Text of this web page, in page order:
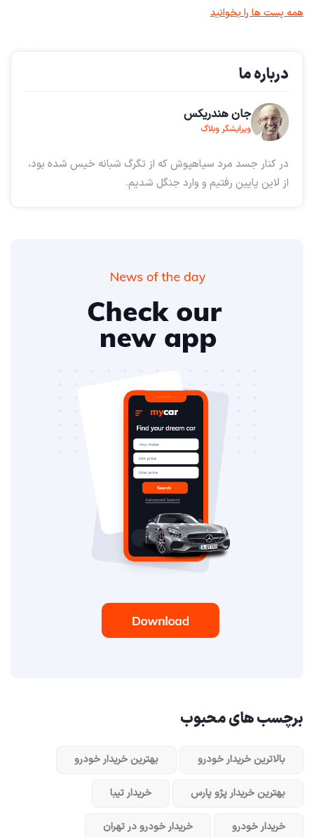
همه پست ها را بخوانید
درباره ما
جان هندریکس
ویرایشگر وبلاگ
در کنار جسد مرد سیاهپوش که از تگرگ شبانه خیس شده بود،
از لاین پایین رفتیم و وارد جنگل شدیم.
برچسب های محبوب
بالاترین خریدار خودرو بهترین خریدار خودرو
بهترین خریدار پژو پارس خریدار تیبا
خریدار خودرو خریدار خودرو در تهران